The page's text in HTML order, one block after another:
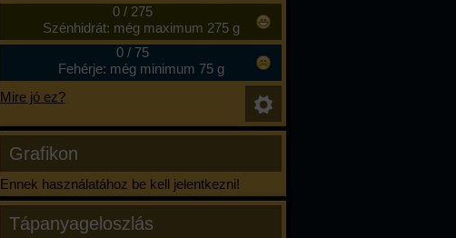
0/ 275
Szénhidrát: még maximum 275 g
0/ 75
Fehérje: még minimum 75 g
Mire jó ez?
Grafikon
Ennek használatához be kell jelentkezni!
Tápanyageloszlás